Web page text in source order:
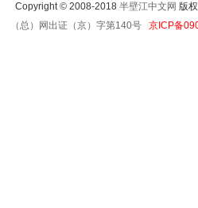
Copyright©2008-2018 半壁江中文网 版
（总）网出证（京）字第140号 京ICP备